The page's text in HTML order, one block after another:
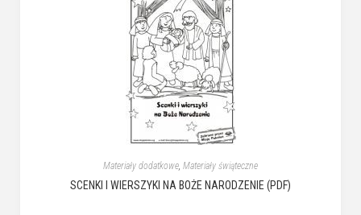
Materiały dodatkowe, Materiały świąteczne
SCENKI I WIERSZYKI NA BOŻE NARODZENIE (PDF)